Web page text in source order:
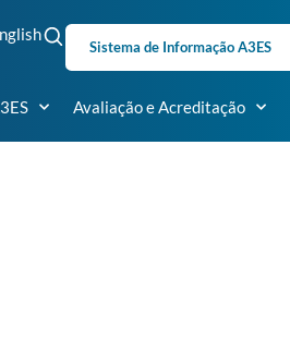
Sistema de Informação A3ES
Avaliação e Acreditação